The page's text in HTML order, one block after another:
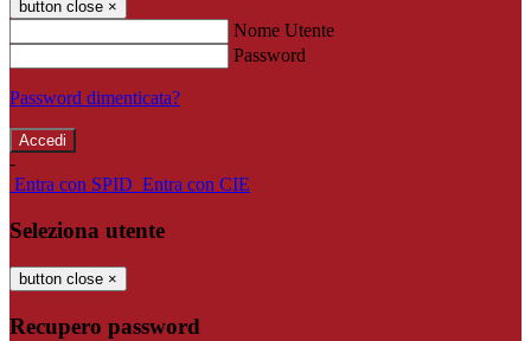
button close ×
Nome Utente
Password
Password dimenticata?
-
Entra con SPID Entra con CIE
Seleziona utente
button close ×
Recupero password